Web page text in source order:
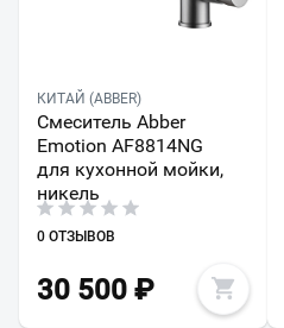
КИТАЙ (ABBER)
Смеситель Abber
Emotion AF8814NG
для кухонной мойки,
никель
0 ОТЗЫВОВ
30 500 ₽